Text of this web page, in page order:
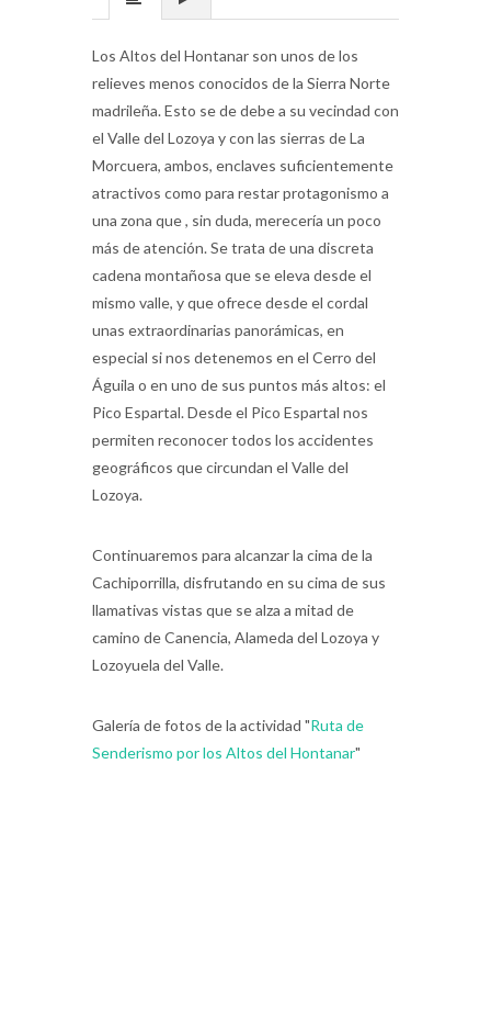
Los Altos del Hontanar son unos de los
relieves menos conocidos de la Sierra Norte
madrileña. Esto se de debe a su vecindad con
el Valle del Lozoya y con las sierras de La
Morcuera, ambos, enclaves suficientemente
atractivos como para restar protagonismo a
una zona que , sin duda, merecería un poco
más de atención. Se trata de una discreta
cadena montañosa que se eleva desde el
mismo valle, y que ofrece desde el cordal
unas extraordinarias panorámicas, en
especial si nos detenemos en el Cerro del
Águila o en uno de sus puntos más altos: el
Pico Espartal. Desde el Pico Espartal nos
permiten reconocer todos los accidentes
geográficos que circundan el Valle del
Lozoya.
Continuaremos para alcanzar la cima de la
Cachiporrilla, disfrutando en su cima de sus
llamativas vistas que se alza a mitad de
camino de Canencia, Alameda del Lozoya y
Lozoyuela del Valle.
Galería de fotos de la actividad "Ruta de
Senderismo por los Altos del Hontanar"